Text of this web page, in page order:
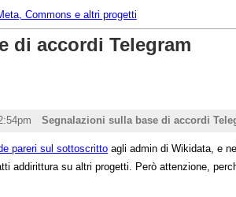
Commons e altri progetti
di accordi Telegram
Segnalazioni sulla base di accordi
pareri sul sottoscritto agli admin di Wikidata, e
addirittura su altri progetti. Però attenzione,